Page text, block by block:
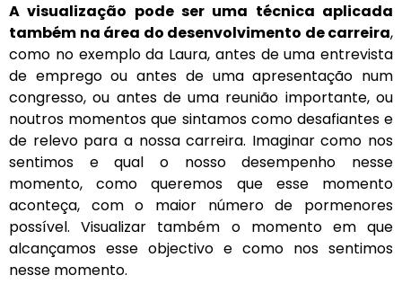
A visualização pode ser uma técnica aplicada
também na área do desenvolvimento de carreira,
como no exemplo da Laura, antes de uma entrevista
de emprego ou antes de uma apresentação num
congresso, ou antes de uma reunião importante, ou
noutros momentos que sintamos como desafiantes e
de relevo para a nossa carreira. Imaginar como nos
sentimos e qual o nosso desempenho nesse
momento, como queremos que esse momento
aconteça, com o maior número de pormenores
possível. Visualizar também o momento em que
alcançamos esse objectivo e como nos sentimos
nesse momento.